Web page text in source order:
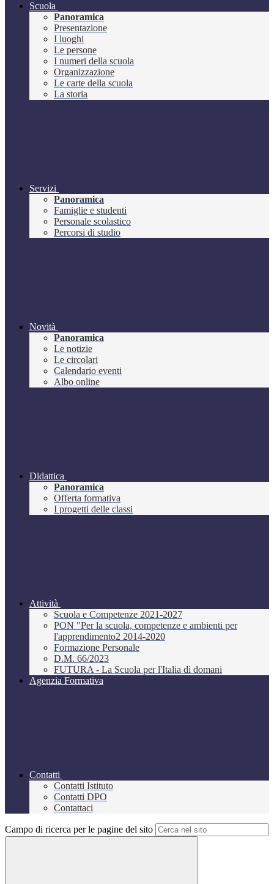
Scuola
Panoramica
Presentazione
I luoghi
Le persone
I numeri della scuola
Organizzazione
Le carte della scuola
La storia
Servizi
Panoramica
Famiglie e studenti
Personale scolastico
Percorsi di studio
Novità
Panoramica
Le notizie
Le circolari
Calendario eventi
Albo online
Didattica
Panoramica
Offerta formativa
I progetti delle classi
Attività
Scuola e Competenze 2021-2027
PON "Per la scuola, competenze e ambienti per
l'apprendimento2 2014-2020
Formazione Personale
D.M. 66/2023
FUTURA - La Scuola per l'Italia di domani
Agenzia Formativa
Contatti
Contatti Istituto
Contatti DPO
Contattaci
Campo di ricerca per le pagine del sito